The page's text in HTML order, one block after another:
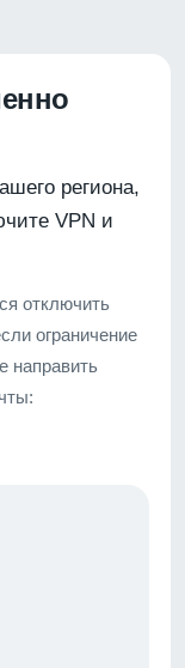
региона,
VPN и
отключить
ограничение
направить